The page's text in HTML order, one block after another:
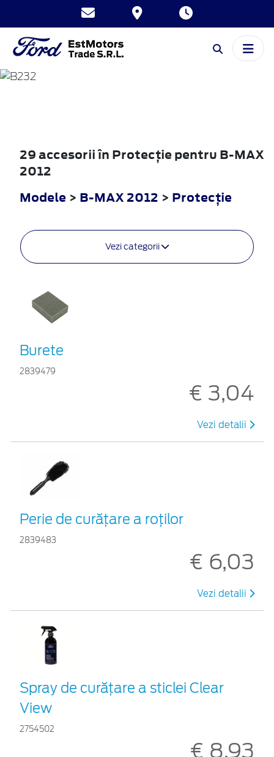
B-MAX
29 accesorii în Protecţie pentru B-MAX
2012
Modele > B-MAX 2012 > Protecţie
Vezi categorii
Burete
2839479
€ 3,04
Vezi detalii
Perie de curățare a roților
2839483
€ 6,03
Vezi detalii
Spray de curățare a sticlei Clear
View
2754502
€ 8,93